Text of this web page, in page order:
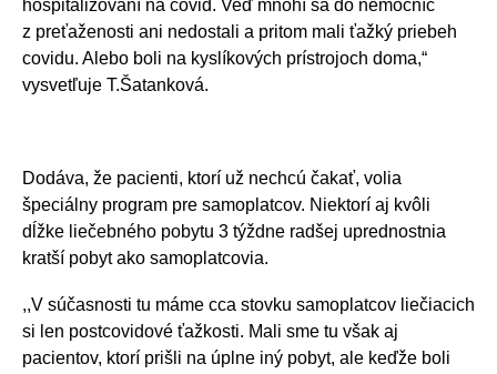
hospitalizovaní na covid. Veď mnohí sa do nemocníc
z preťaženosti ani nedostali a pritom mali ťažký priebeh
covidu. Alebo boli na kyslíkových prístrojoch doma,“
vysvetľuje T.Šatanková.
Dodáva, že pacienti, ktorí už nechcú čakať, volia
špeciálny program pre samoplatcov. Niektorí aj kvôli
dĺžke liečebného pobytu 3 týždne radšej uprednostnia
kratší pobyt ako samoplatcovia.
,,V súčasnosti tu máme cca stovku samoplatcov liečiacich
si len postcovidové ťažkosti. Mali sme tu však aj
pacientov, ktorí prišli na úplne iný pobyt, ale keďže boli